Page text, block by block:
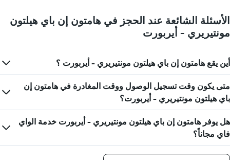
الأسبوع
يتضمن
المخطط
محور
الذي
يعرض
أيام
الأسبوع.
يتضمن
المخطط
التالي
1
الأسئلة الشائعة عند الحجز في هامتون إن باي هيلتون
مونتيريري - أيربورت
أين يقع هامتون إن باي هيلتون مونتيريري - أيربورت ؟
متى يكون وقت تسجيل الوصول ووقت المغادرة في هامتون إن
باي هيلتون مونتيريري - أيربورت؟
هل يوفر هامتون إن باي هيلتون مونتيريري - أيربورت خدمة الواي
فاي مجاناً؟